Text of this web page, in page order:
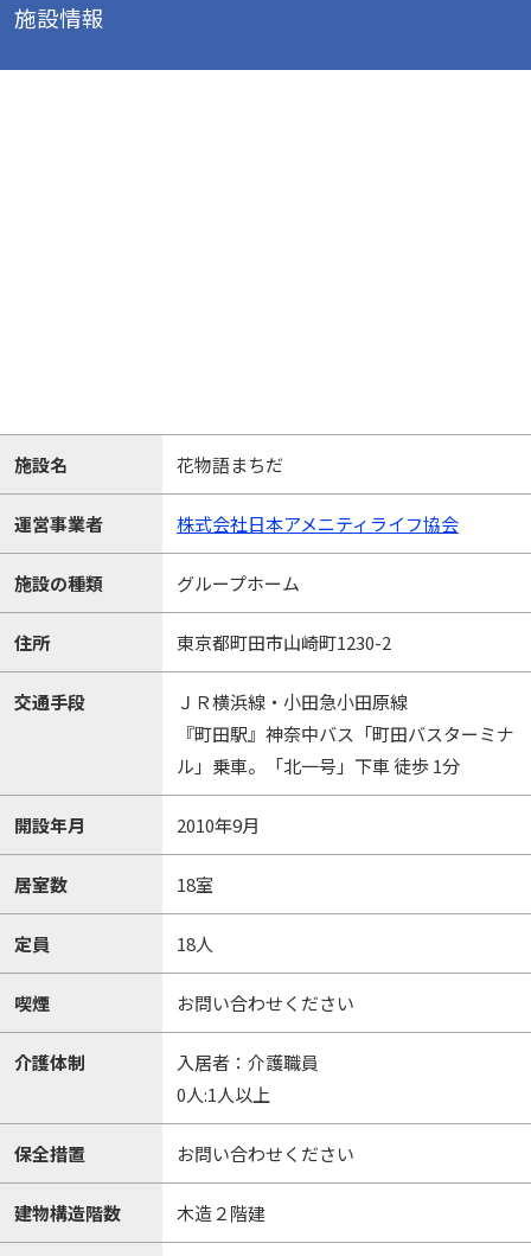
施設情報
施設名 花物語まちだ
運営事業者 株式会社日本アメニティライフ協会
施設の種類 グループホーム
住所 東京都町田市山崎町1230-2
交通手段
ＪＲ横浜線・小田急小田原線
『町田駅』神奈中バス「町田バスターミナ
ル」乗車。「北一号」下車 徒歩 1分
開設年月 2010年9月
居室数 18室
定員 18人
喫煙 お問い合わせください
介護体制
入居者：介護職員
0人:1人以上
保全措置 お問い合わせください
建物構造階数 木造２階建